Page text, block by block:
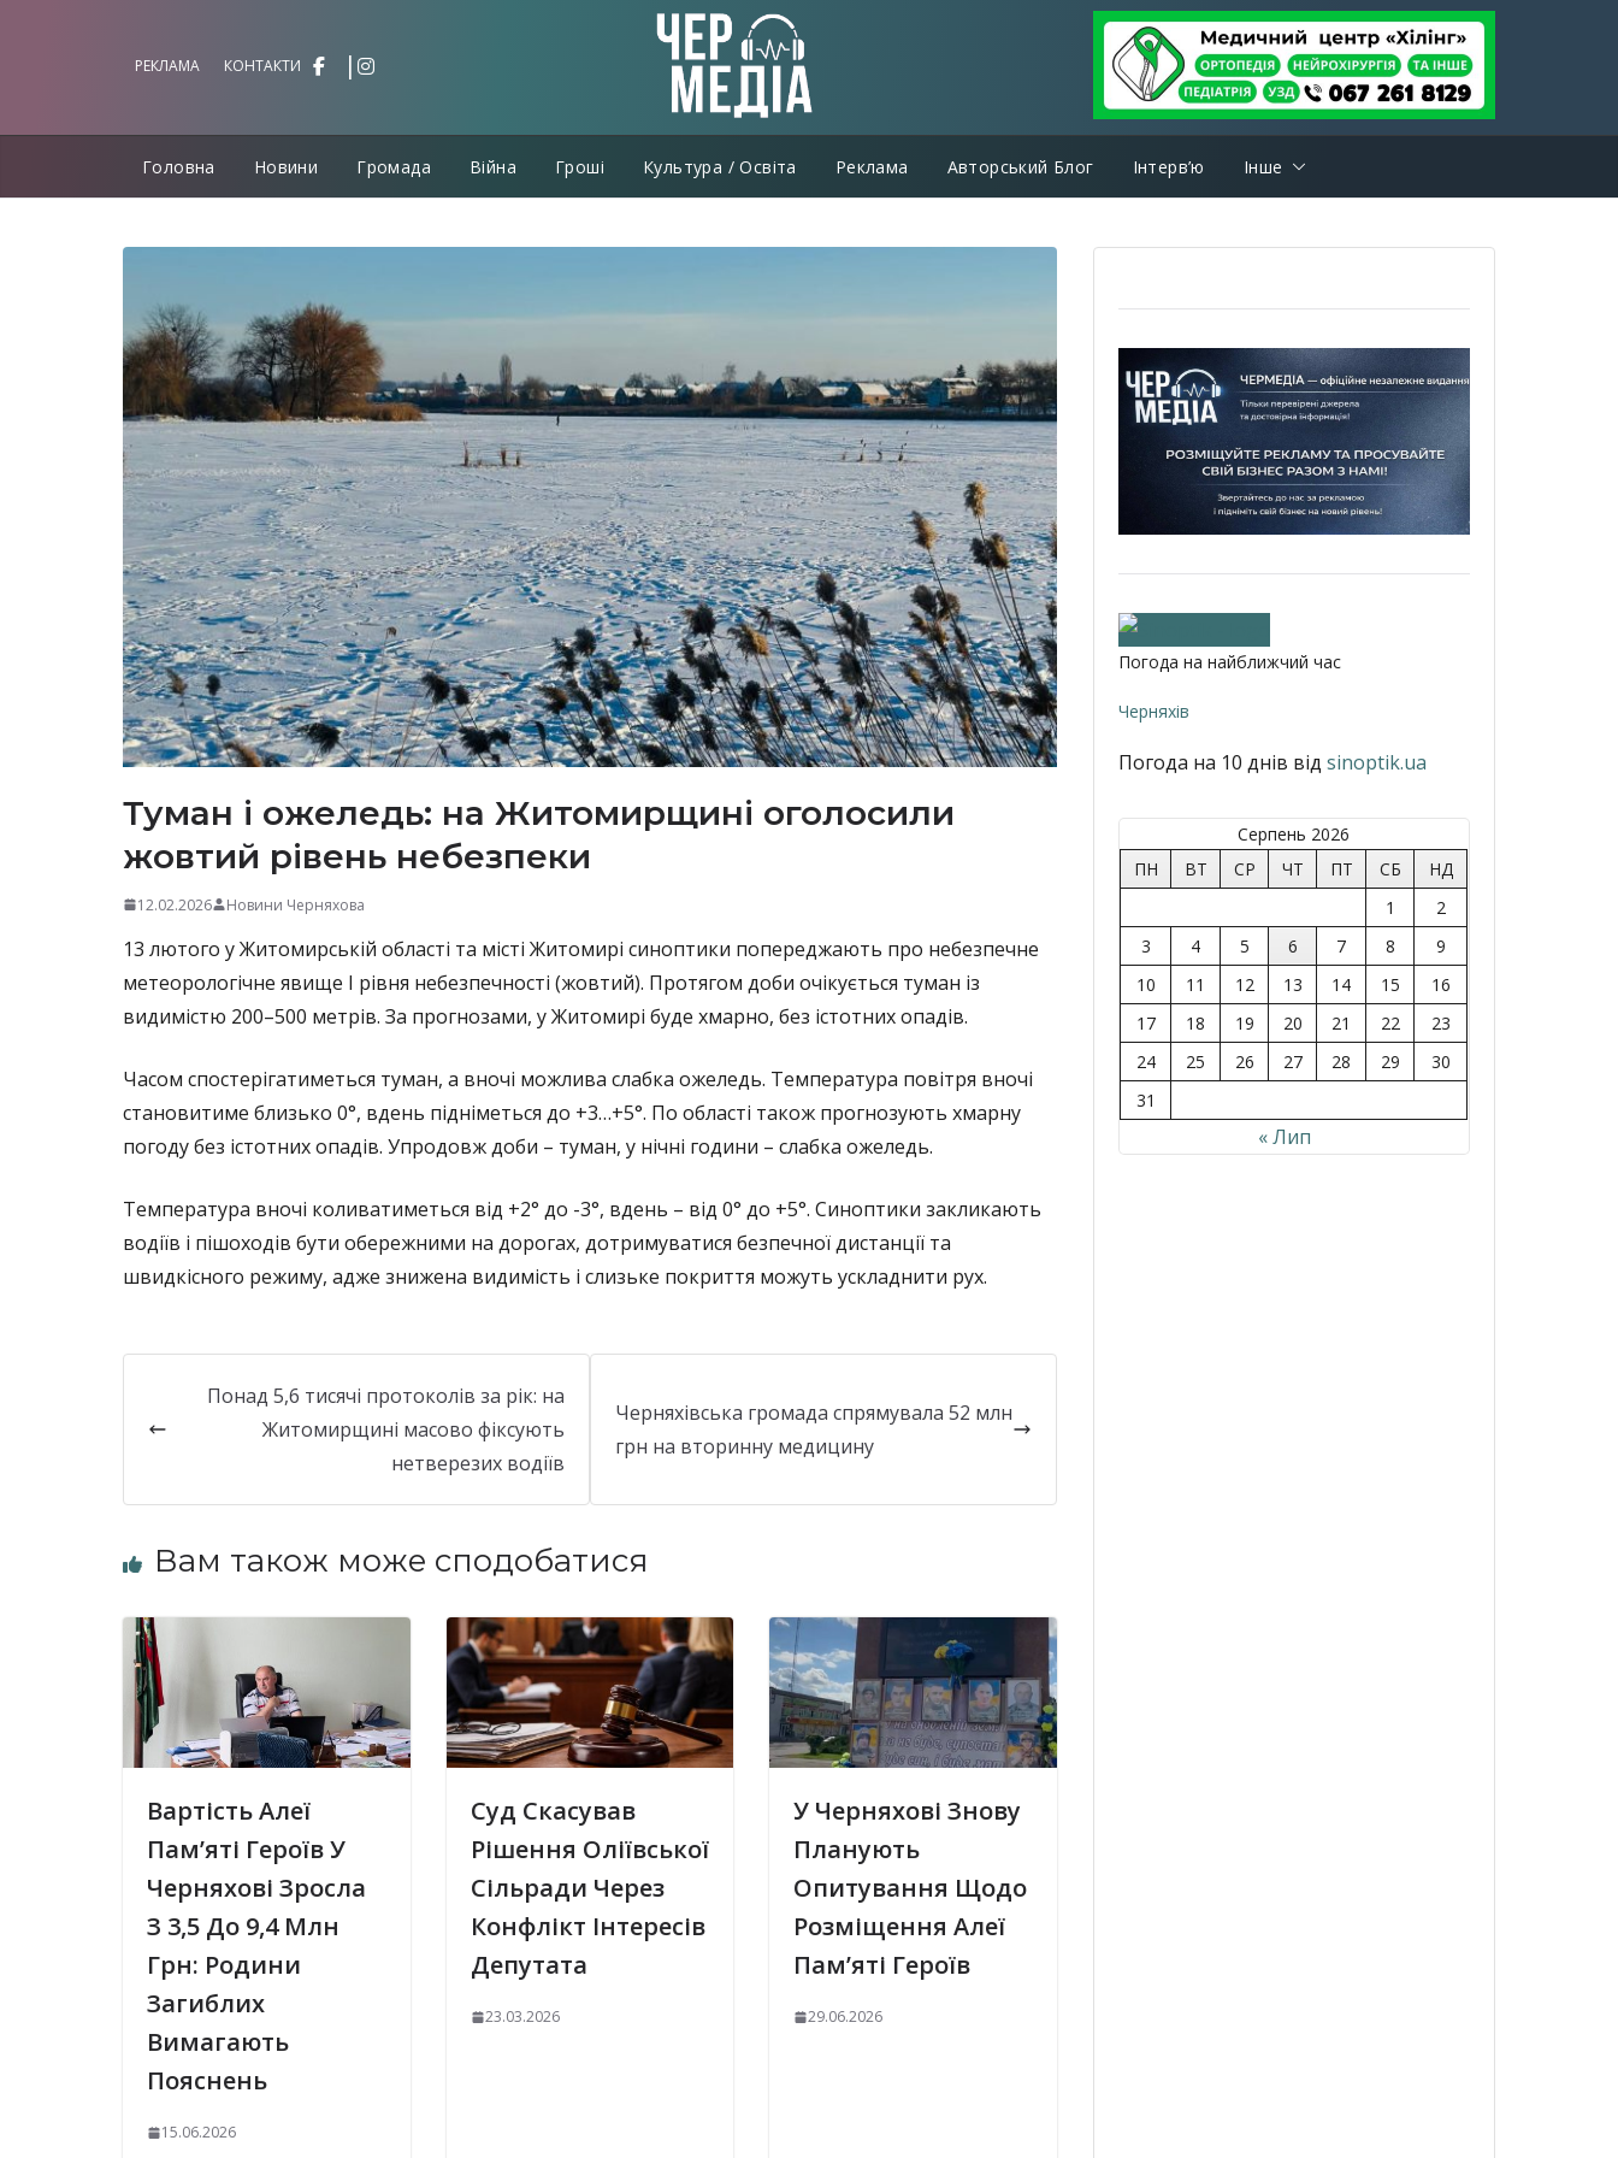
РЕКЛАМА КОНТАКТИ
Головна Новини Громада Війна Гроші Культура / Освіта Реклама Авторський Блог Інтерв’ю Інше
Туман і ожеледь: на Житомирщині оголосили
жовтий рівень небезпеки
12.02.2026 Новини Черняхова
13 лютого у Житомирській області та місті Житомирі синоптики попереджають про небезпечне
метеорологічне явище І рівня небезпечності (жовтий). Протягом доби очікується туман із
видимістю 200–500 метрів. За прогнозами, у Житомирі буде хмарно, без істотних опадів.
Часом спостерігатиметься туман, а вночі можлива слабка ожеледь. Температура повітря вночі
становитиме близько 0°, вдень підніметься до +3…+5°. По області також прогнозують хмарну
погоду без істотних опадів. Упродовж доби – туман, у нічні години – слабка ожеледь.
Температура вночі коливатиметься від +2° до -3°, вдень – від 0° до +5°. Синоптики закликають
водіїв і пішоходів бути обережними на дорогах, дотримуватися безпечної дистанції та
швидкісного режиму, адже знижена видимість і слизьке покриття можуть ускладнити рух.
Понад 5,6 тисячі протоколів за рік: на
Житомирщині масово фіксують
нетверезих водіїв
Черняхівська громада спрямувала 52 млн
грн на вторинну медицину
Вам також може сподобатися
Вартість Алеї
Пам’яті Героїв У
Черняхові Зросла
З 3,5 До 9,4 Млн
Грн: Родини
Загиблих
Вимагають
Пояснень
15.06.2026
Суд Скасував
Рішення Оліївської
Сільради Через
Конфлікт Інтересів
Депутата
23.03.2026
У Черняхові Знову
Планують
Опитування Щодо
Розміщення Алеї
Пам’яті Героїв
29.06.2026
Погода на найближчий час
Черняхів
Погода на 10 днів відsinoptik.ua
Серпень 2026
ПН
ВТ СР ЧТ ПТ СБ
НД
1
2
3
4 5 6 7 8
9
10
11 12 13 14 15
16
17
18 19 20 21 22
23
24
25 26 27 28 29
30
31
« Лип